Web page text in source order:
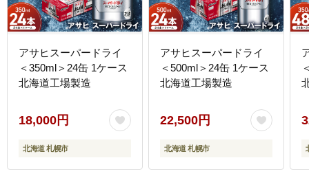
アサヒスーパードライ
＜350ml＞24缶 1ケース
北海道工場製造
18,000円
北海道 札幌市
アサヒスーパードライ
＜500ml＞24缶 1ケース
北海道工場製造
22,500円
北海道 札幌市